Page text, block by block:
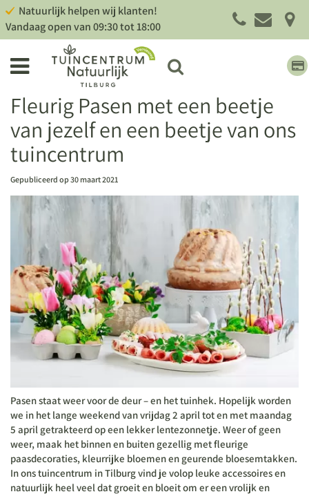
Natuurlijk helpen wij klanten!
Vandaag open van09:30tot18:00
Fleurig Pasen met een beetje
van jezelf en een beetje van ons
tuincentrum
Gepubliceerd op30 maart 2021
Pasen staat weer voor de deur – en het tuinhek. Hopelijk worden
we in het lange weekend van vrijdag 2 april tot en met maandag
5 april getrakteerd op een lekker lentezonnetje. Weer of geen
weer, maak het binnen en buiten gezellig met fleurige
paasdecoraties, kleurrijke bloemen en geurende bloesemtakken.
In ons tuincentrum in Tilburg vind je volop leuke accessoires en
natuurlijk heel veel dat groeit en bloeit om er een vrolijk en